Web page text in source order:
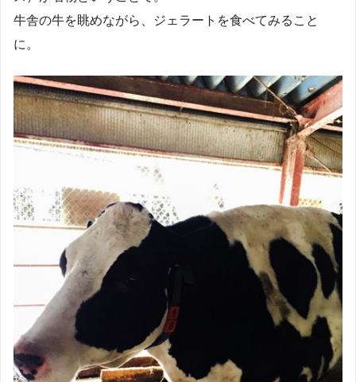
牛舎の牛を眺めながら、ジェラートを食べてみること
に。